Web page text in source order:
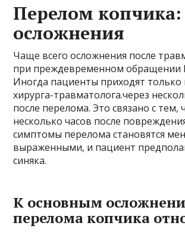
Перелом копчика:
осложнения
Чаще всего осложнения после
при преждевременном обращении
Иногда пациенты приходят только
хирурга-травматолога.через
после перелома. Это связано с тем,
несколько часов после
симптомы перелома становятся
выраженными, и пациент
синяка.
К основным
перелома копчика